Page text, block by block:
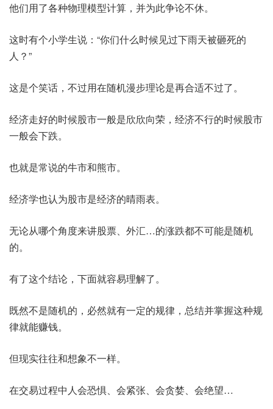
他们用了各种物理模型计算，并为此争论不休。
这时有个小学生说：“你们什么时候见过下雨天被砸死的
人？”
这是个笑话，不过用在随机漫步理论是再合适不过了。
经济走好的时候股市一般是欣欣向荣，经济不行的时候股市
一般会下跌。
也就是常说的牛市和熊市。
经济学也认为股市是经济的晴雨表。
无论从哪个角度来讲股票、外汇…的涨跌都不可能是随机
的。
有了这个结论，下面就容易理解了。
既然不是随机的，必然就有一定的规律，总结并掌握这种规
律就能赚钱。
但现实往往和想象不一样。
在交易过程中人会恐惧、会紧张、会贪婪、会绝望…